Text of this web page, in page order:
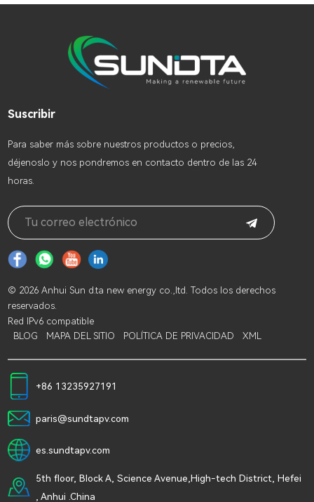
Suscribir
Para saber más sobre nuestros productos o precios,
déjenoslo y nos pondremos en contacto dentro de las 24
horas.
© 2026 Anhui Sun d.ta new energy co.,ltd. Todos los derechos
reservados.
Red IPv6 compatible
BLOG
MAPA DEL SITIO POLÍTICA DE PRIVACIDAD XML
+86 13235927191
paris@sundtapv.com
es.sundtapv.com
5th floor, Block A, Science Avenue,High-tech District, Hefei
, Anhui .China